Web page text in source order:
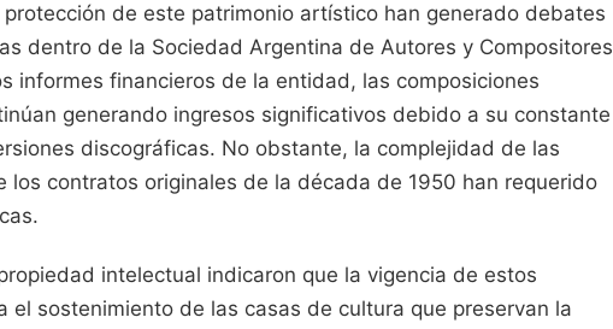
de este patrimonio artístico han generado debates
dentro de la Sociedad Argentina de Autores y Compositores
informes financieros de la entidad, las composiciones
generando ingresos significativos debido a su constante
discográficas. No obstante, la complejidad de las
los contratos originales de la década de 1950 han requerido
intelectual indicaron que la vigencia de estos
el sostenimiento de las casas de cultura que preservan la